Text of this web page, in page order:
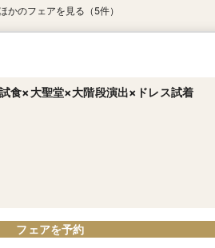
&スマホでOK！オンライン相談会♪
】最短90分×見積もり相談×次回試食付
レンチ試食＆直前予約限定前撮り特典付
す大切な一日！期間限定特典付相談会
レス試着】光の大聖堂×特製スイーツ
かのフェアを見る（5件）
食×大聖堂×大階段演出×ドレス試着
フェアを予約